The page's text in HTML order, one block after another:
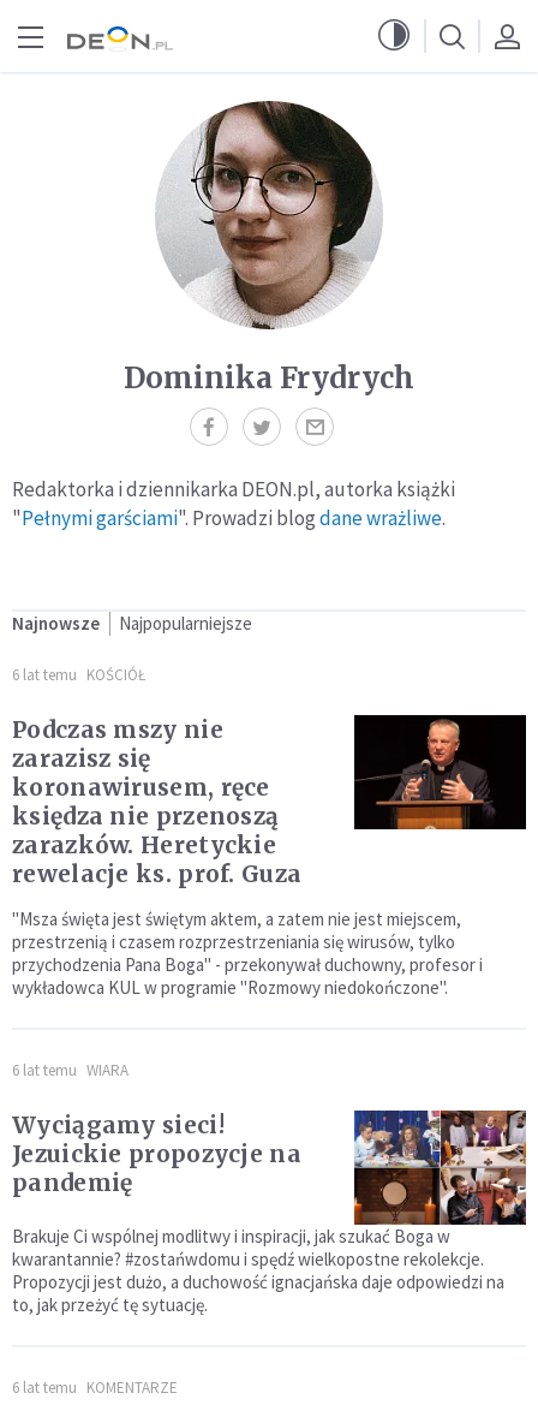
Dominika Frydrych
Redaktorka i dziennikarka DEON.pl, autorka książki
"Pełnymi garściami". Prowadzi blogdane wrażliwe.
Najnowsze Najpopularniejsze
6 lat temu KOŚCIÓŁ
Podczas mszy nie
zarazisz się
koronawirusem, ręce
księdza nie przenoszą
zarazków. Heretyckie
rewelacje ks. prof. Guza
"Msza święta jest świętym aktem, a zatem nie jest miejscem,
przestrzenią i czasem rozprzestrzeniania się wirusów, tylko
przychodzenia Pana Boga" - przekonywał duchowny, profesor i
wykładowca KUL w programie "Rozmowy niedokończone".
6 lat temu WIARA
Wyciągamy sieci!
Jezuickie propozycje na
pandemię
Brakuje Ci wspólnej modlitwy i inspiracji, jak szukać Boga w
kwarantannie? #zostańwdomu i spędź wielkopostne rekolekcje.
Propozycji jest dużo, a duchowość ignacjańska daje odpowiedzi na
to, jak przeżyć tę sytuację.
6 lat temu KOMENTARZE